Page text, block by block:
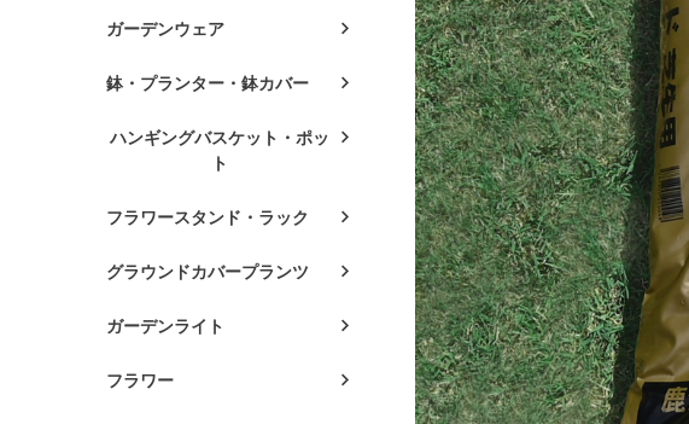
ガーデンウェア
鉢・プランター・鉢カバー
ハンギングバスケット・ポッ
ト
フラワースタンド・ラック
グラウンドカバープランツ
ガーデンライト
フラワー